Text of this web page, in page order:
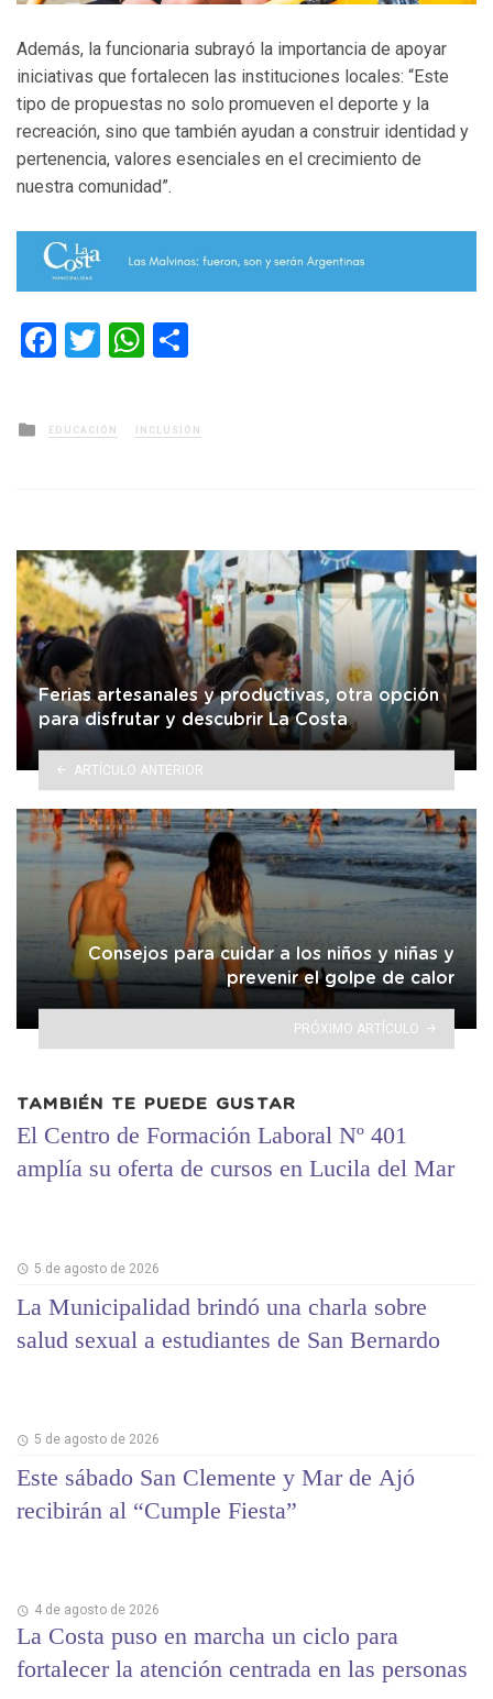
Además, la funcionaria subrayó la importancia de apoyar
iniciativas que fortalecen las instituciones locales: “Este
tipo de propuestas no solo promueven el deporte y la
recreación, sino que también ayudan a construir identidad y
pertenencia, valores esenciales en el crecimiento de
nuestra comunidad”.
Facebook
TwitterWhatsApp
Posted
in
EDUCACIÓN INCLUSIÓN
Ferias artesanales y productivas, otra opción
para disfrutar y descubrir La Costa
ARTÍCULO ANTERIOR
Consejos para cuidar a los niños y niñas y
prevenir el golpe de calor
PRÓXIMO ARTÍCULO
TAMBIÉN TE PUEDE GUSTAR
El Centro de Formación Laboral Nº 401
amplía su oferta de cursos en Lucila del Mar
5 de agosto de 2026
La Municipalidad brindó una charla sobre
salud sexual a estudiantes de San Bernardo
5 de agosto de 2026
Este sábado San Clemente y Mar de Ajó
recibirán al “Cumple Fiesta”
4 de agosto de 2026
La Costa puso en marcha un ciclo para
fortalecer la atención centrada en las personas